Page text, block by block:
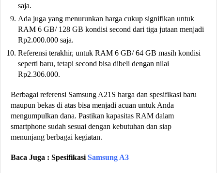
saja.
Ada juga yang menurunkan harga cukup signifikan untuk
RAM 6 GB/ 128 GB kondisi second dari tiga jutaan menjadi
Rp2.000.000 saja.
Referensi terakhir, untuk RAM 6 GB/ 64 GB masih kondisi
seperti baru, tetapi second bisa dibeli dengan nilai
Rp2.306.000.
Berbagai referensi Samsung A21S harga dan spesifikasi baru
maupun bekas di atas bisa menjadi acuan untuk Anda
mengumpulkan dana. Pastikan kapasitas RAM dalam
smartphone sudah sesuai dengan kebutuhan dan siap
menunjang berbagai kegiatan.
Baca Juga : SpesifikasiSamsung A3